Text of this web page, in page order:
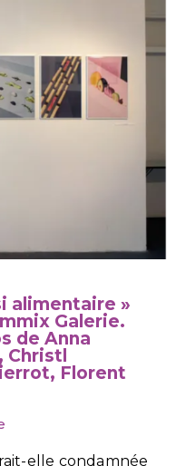
alimentaire »
Galerie.
de Anna
Christl
Florent
elle condamnée